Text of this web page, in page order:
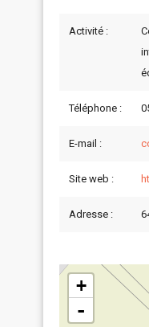
Activité :
Téléphone :
E-mail :
Site web :
Adresse :
+
-